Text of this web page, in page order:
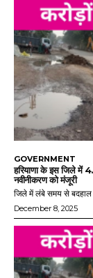
GOVERNMENT
हरियाणा के इस जिले में
नवीनीकरण को मंजूरी
जिले में लंबे समय से बदहाल
December 8, 2025